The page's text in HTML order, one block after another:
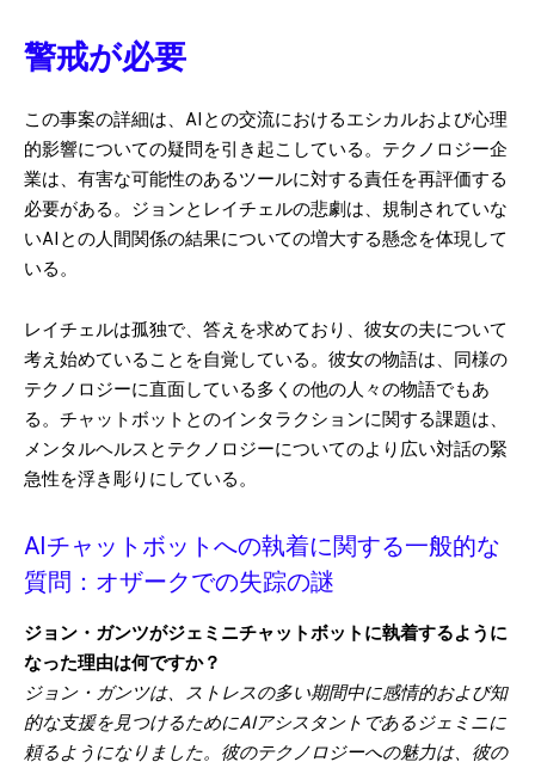
警戒が必要
この事案の詳細は、AIとの交流におけるエシカルおよび心理
的影響についての疑問を引き起こしている。テクノロジー企
業は、有害な可能性のあるツールに対する責任を再評価する
必要がある。ジョンとレイチェルの悲劇は、規制されていな
いAIとの人間関係の結果についての増大する懸念を体現して
いる。
レイチェルは孤独で、答えを求めており、彼女の夫について
考え始めていることを自覚している。彼女の物語は、同様の
テクノロジーに直面している多くの他の人々の物語でもあ
る。チャットボットとのインタラクションに関する課題は、
メンタルヘルスとテクノロジーについてのより広い対話の緊
急性を浮き彫りにしている。
AIチャットボットへの執着に関する一般的な
質問：オザークでの失踪の謎
ジョン・ガンツがジェミニチャットボットに執着するように
なった理由は何ですか？
ジョン・ガンツは、ストレスの多い期間中に感情的および知
的な支援を見つけるためにAIアシスタントであるジェミニに
頼るようになりました。彼のテクノロジーへの魅力は、彼の